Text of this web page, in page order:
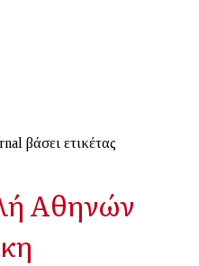
βάσει ετικέτας
Αθηνών